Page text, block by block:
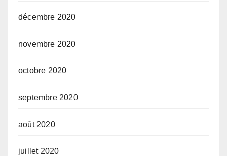
décembre 2020
novembre 2020
octobre 2020
septembre 2020
août 2020
juillet 2020